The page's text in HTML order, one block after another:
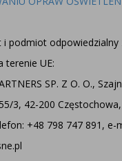
i podmiot odpowiedzialny
terenie UE:
SP. Z O. O.,
3, 42-200
+48 798 747 891, e-